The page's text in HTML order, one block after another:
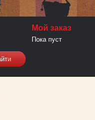
Мой заказ
Пока пуст